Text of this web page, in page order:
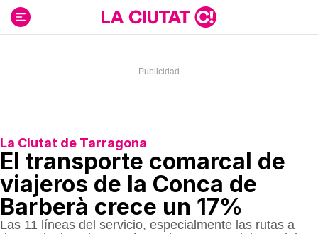
contenido
La Ciutat de Tarragona
El transporte comarcal de
viajeros de la Conca de
Barberà crece un 17%
Las 11 líneas del servicio, especialmente las rutas a